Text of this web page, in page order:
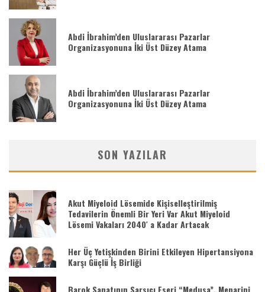
Abdi İbrahim’den Uluslararası Pazarlar
Organizasyonuna İki Üst Düzey Atama
Abdi İbrahim’den Uluslararası Pazarlar
Organizasyonuna İki Üst Düzey Atama
SON YAZILAR
Akut Miyeloid Lösemide Kişiselleştirilmiş
Tedavilerin Önemli Bir Yeri Var Akut Miyeloid
Lösemi Vakaları 2040′ a Kadar Artacak
Her Üç Yetişkinden Birini Etkileyen Hipertansiyona
Karşı Güçlü İş Birliği
Barok Sanatının Sarsıcı Eseri “Medusa”, Menarini